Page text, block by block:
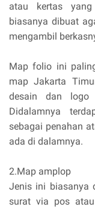
atau kertas
biasanya dibuat
mengambil
Map folio ini
map Jakarta
desain dan logo
Didalamnya
sebagai penahan
ada di dalamnya.
2.Map amplop
Jenis ini biasanya
surat via pos